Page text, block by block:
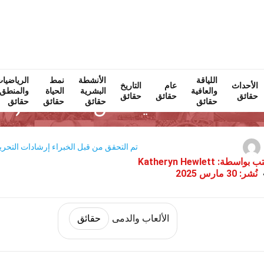
الأحداث
حقائق
اللياقة
والعافية
حقائق
عام
حقائق
التاريخ
حقائق
الأنشطة
البشرية
حقائق
نمط
الحياة
حقائق
والمنطق
حقائق
Home الثقافة والفنون حقائق الألعاب
31 حقيقة عن Yakuza (لعبة فيديو)
بواسطة: Katheryn Hewlett
نُشر: 30 مارس 2025
تم التحقق من قبل الخبراء إرشادات
الألعاب والدمى حقائق